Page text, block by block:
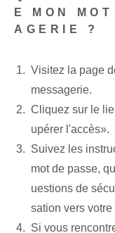
E MON
AGERIE ?
Visitez la page
messagerie.
Cliquez sur le
upérer l'accès».
Suivez les
mot de passe,
uestions de
sation vers
Si vous